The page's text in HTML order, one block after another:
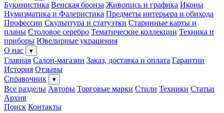
Букинистика Венская бронза Живопись и графика Иконы
Нумизматика и Фалеристика Предметы интерьера и обихода
Профессии Скульптура и статуэтки Старинные карты и
планы Столовое серебро Тематические коллекции Техника и
приборы Ювелирные украшения
О нас
▾
Главная Салон-магазин Заказ, доставка и оплата Гарантии
История Отзывы
Справочник
▾
Все разделы Авторы Торговые марки Стили Техники Статьи
Архив
Поиск Контакты